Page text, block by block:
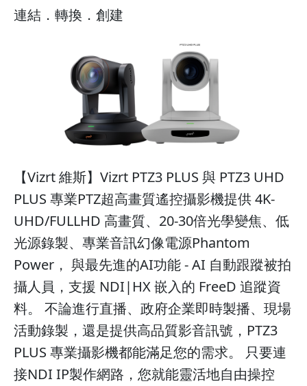
連結．轉換．創建
【Vizrt 維斯】Vizrt PTZ3 PLUS 與 PTZ3 UHD
PLUS 專業PTZ超高畫質遙控攝影機提供 4K-
UHD/FULLHD 高畫質、20-30倍光學變焦、低
光源錄製、專業音訊幻像電源Phantom
Power， 與最先進的AI功能 - AI 自動跟蹤被拍
攝人員，支援 NDI|HX 嵌入的 FreeD 追蹤資
料。 不論進行直播、政府企業即時製播、現場
活動錄製，還是提供高品質影音訊號，PTZ3
PLUS 專業攝影機都能滿足您的需求。 只要連
接NDI IP製作網路，您就能靈活地自由操控